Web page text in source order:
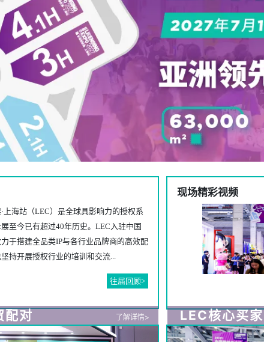
上海站（LEC）是全球具影响力的授权系
至今已有超过40年历史。LEC入驻中国
于搭建全品类IP与各行业品牌商的高效配
持开展授权行业的培训和交流...
往届回顾>
现场精彩视频
配对 了解详情> LEC核心买家